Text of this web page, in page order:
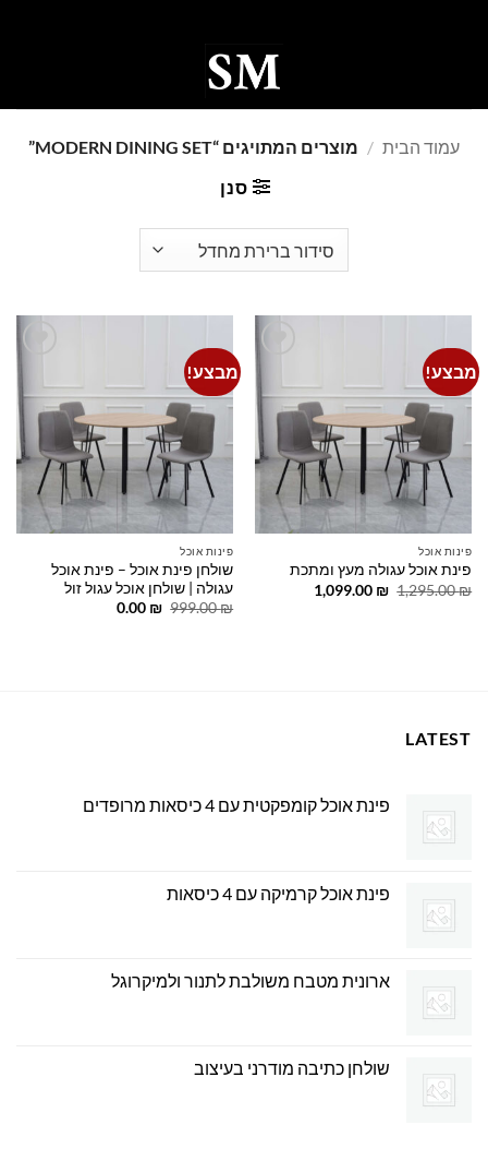
עמוד הבית / מוצרים המתויגים “MODERN DINING SET”
סנן
מבצע!
wishlist
פינות אוכל
פינת אוכל עגולה מעץ ומתכת
1,295.00₪
המחיר
1,099.00 ₪
המחיר
מבצע!
wishlist
פינות אוכל
שולחן פינת אוכל – פינת אוכל
עגולה | שולחן אוכל עגול זול
999.00₪
המחיר
0.00 ₪
המחיר
LATEST
פינת אוכל קומפקטית עם 4 כיסאות מרופדים
פינת אוכל קרמיקה עם 4 כיסאות
ארונית מטבח משולבת לתנור ולמיקרוגל
שולחן כתיבה מודרני בעיצוב